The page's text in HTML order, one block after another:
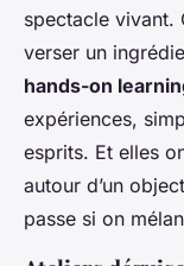
spectacle vivant.
verser un
hands-on
expériences,
esprits. Et elles
autour d’un
passe si on